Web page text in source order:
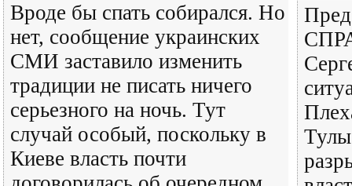
Вроде бы спать собирался. Но
нет, сообщение украинских
СМИ заставило изменить
традиции не писать ничего
серьезного на ночь. Тут
случай особый, поскольку в
Киеве власть почти